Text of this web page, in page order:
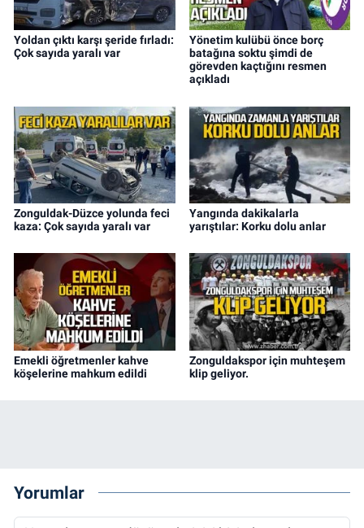
Yoldan çıktı karşı şeride fırladı:
Çok sayıda yaralı var
Yönetim kulübü önce borç
batağına soktu şimdi de
görevden kaçtığını resmen
açıkladı
Zonguldak-Düzce yolunda feci
kaza: Çok sayıda yaralı var
Yangında dakikalarla
yarıştılar: Korku dolu anlar
Emekli öğretmenler kahve
köşelerine mahkum edildi
Zonguldakspor için muhteşem
klip geliyor.
Yorumlar